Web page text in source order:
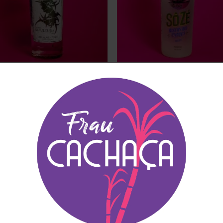
Sepultura Prata
Cachaça Sô Zé
€
(inkl. MwSt)
Wunschliste
hinzufügen